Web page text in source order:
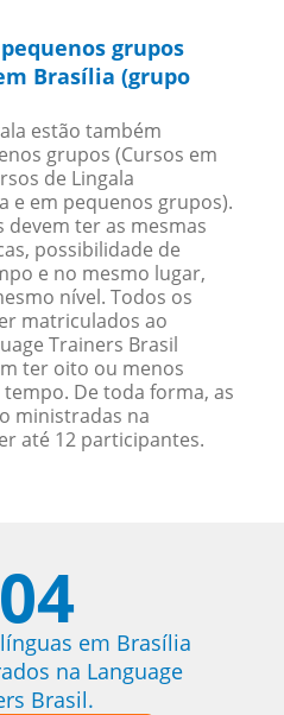
grupos
Brasília (grupo
estão também
grupos (Cursos em
de Lingala
e em pequenos grupos).
ter as mesmas
possibilidade de
e no mesmo lugar,
nível. Todos os
matriculados ao
Trainers Brasil
ter oito ou menos
De toda forma, as
ministradas na
até 12 participantes.
em Brasília
na Language
Brasil.